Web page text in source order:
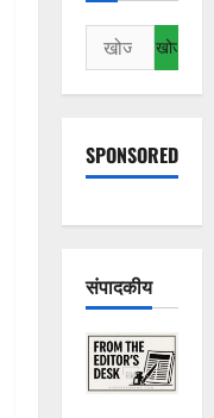
निम्न
को
खोजें:
SPONSORED
संपादकीय